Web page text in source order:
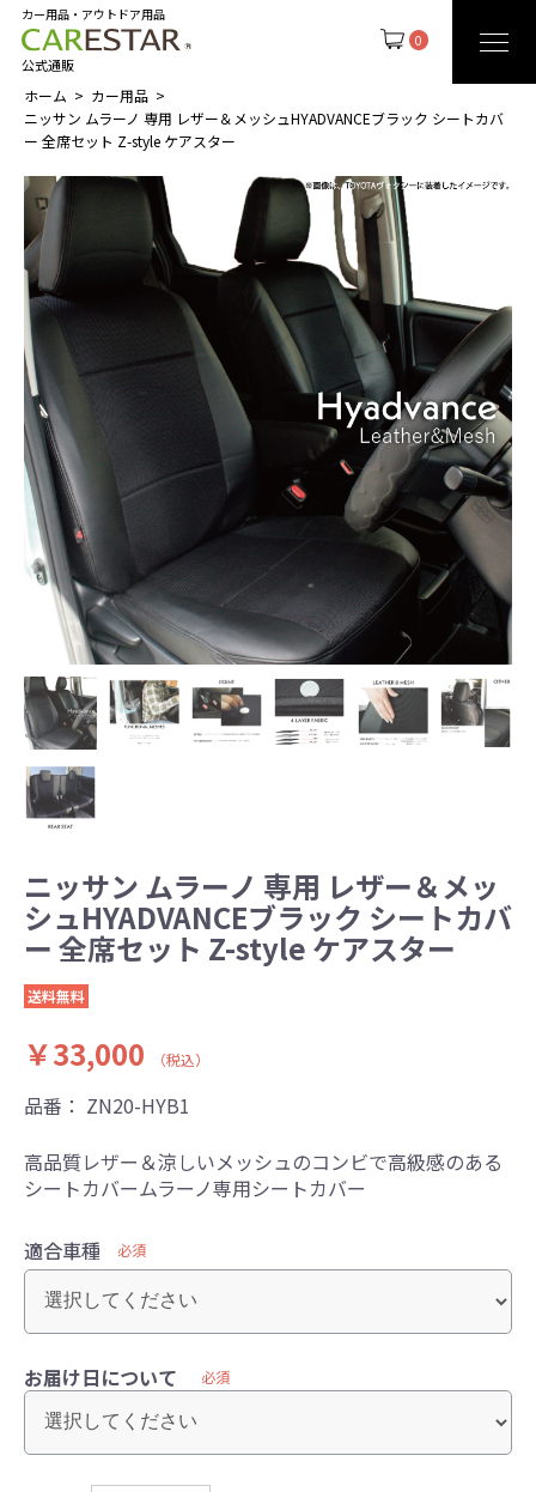
0
カー用品・アウトドア用品
公式通販
ホーム
カー用品
ニッサン ムラーノ 専用 レザー＆メッシュHYADVANCEブラック シートカバ
ー 全席セット Z-style ケアスター
ニッサン ムラーノ 専用 レザー＆メッ
シュHYADVANCEブラック シートカバ
ー 全席セット Z-style ケアスター
送料無料
￥33,000 （税込）
品番： ZN20-HYB1
高品質レザー＆涼しいメッシュのコンビで高級感のある
シートカバームラーノ専用シートカバー
適合車種 必須
お届け日について 必須